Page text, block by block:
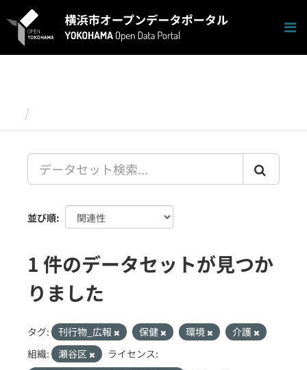
キ
並び順
1 件のデータセットが見つか
りました
タグ: 刊行物_広報 保健 環境
介護
組織:
瀬谷区
ライセンス: